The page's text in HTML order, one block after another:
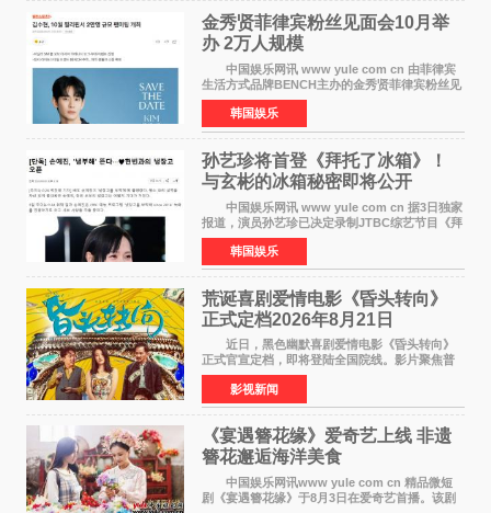
金秀贤菲律宾粉丝见面会10月举
办 2万人规模
中国娱乐网讯 www yule com cn 由菲律宾
生活方式品牌BENCH主办的金秀贤菲律宾粉丝见
面会，将于10月2日在马尼拉SM Mall of
Asia（MOA）竞技场举行，预计规模达2万人。
这也是金秀贤自去年陷
韩国娱乐
孙艺珍将首登《拜托了冰箱》！
与玄彬的冰箱秘密即将公开
中国娱乐网讯 www yule com cn 据3日独家
报道，演员孙艺珍已决定录制JTBC综艺节目《拜
托了冰箱》，目前正在协调具体细节。这是孙艺
珍首次公开个人冰箱，也是她婚后首次以玄彬的
妻子身份参与
韩国娱乐
荒诞喜剧爱情电影《昏头转向》
正式定档2026年8月21日
近日，黑色幽默喜剧爱情电影《昏头转向》
正式官宣定档，即将登陆全国院线。影片聚焦普
通人的荒诞生活，以戏谑诙谐的镜头语言、反转
不断的剧情，融合爆笑喜剧与细腻爱情元素，打
造出一部接地气
影视新闻
《宴遇簪花缘》爱奇艺上线 非遗
簪花邂逅海洋美食
中国娱乐网讯www yule com cn 精品微短
剧《宴遇簪花缘》于8月3日在爱奇艺首播。该剧